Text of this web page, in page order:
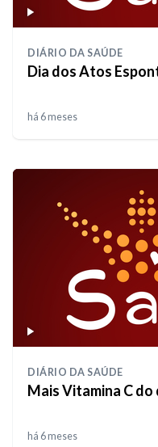
DIÁRIO DA SAÚDE
Dia dos Atos
há 6 meses
DIÁRIO DA SAÚDE
Mais Vitamina C do
há 6 meses